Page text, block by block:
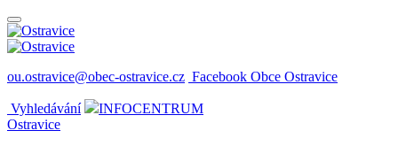
ou.ostravice@obec-ostravice.cz Facebook Obce Ostravice
Vyhledávání
INFOCENTRUM
Ostravice